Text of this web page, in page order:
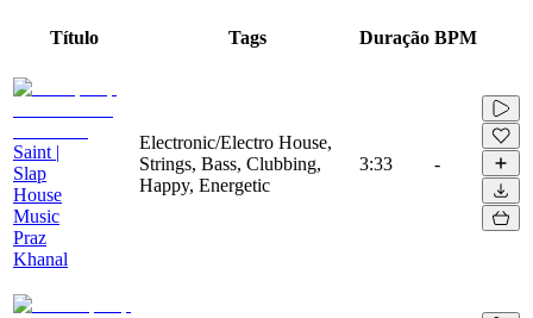
Título Tags Duração BPM
Saint |
Slap
House
Music
Praz
Khanal
Electronic/Electro House,
Strings, Bass, Clubbing,
Happy, Energetic
3:33 -